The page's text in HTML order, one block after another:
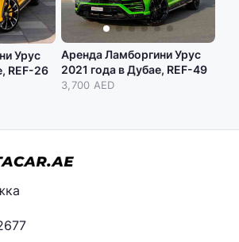
Урус
REF-26
Аренда Ламборгини Урус
2021 года в Дубае, REF-49
3,700 AED